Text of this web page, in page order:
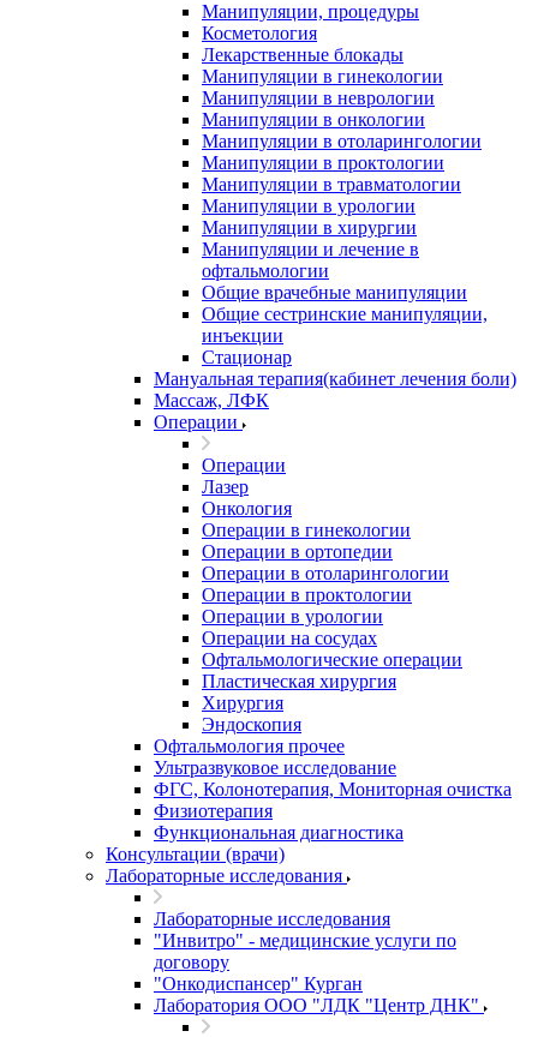
Манипуляции, процедуры
Косметология
Лекарственные блокады
Манипуляции в гинекологии
Манипуляции в неврологии
Манипуляции в онкологии
Манипуляции в отоларингологии
Манипуляции в проктологии
Манипуляции в травматологии
Манипуляции в урологии
Манипуляции в хирургии
Манипуляции и лечение в
офтальмологии
Общие врачебные манипуляции
Общие сестринские манипуляции,
инъекции
Стационар
Мануальная терапия(кабинет лечения боли)
Массаж, ЛФК
Операции
Операции
Лазер
Онкология
Операции в гинекологии
Операции в ортопедии
Операции в отоларингологии
Операции в проктологии
Операции в урологии
Операции на сосудах
Офтальмологические операции
Пластическая хирургия
Хирургия
Эндоскопия
Офтальмология прочее
Ультразвуковое исследование
ФГС, Колонотерапия, Мониторная очистка
Физиотерапия
Функциональная диагностика
Консультации (врачи)
Лабораторные исследования
Лабораторные исследования
"Инвитро" - медицинские услуги по
договору
"Онкодиспансер" Курган
Лаборатория ООО "ЛДК "Центр ДНК"